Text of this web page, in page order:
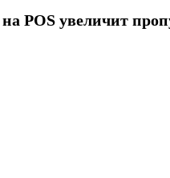
POS увеличит